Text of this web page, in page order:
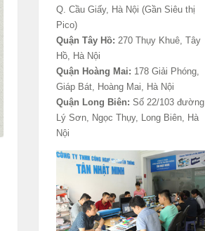
Q. Cầu Giấy, Hà Nội (Gần Siêu thị
Pico)
Quận Tây Hồ: 270 Thụy Khuê, Tây
Hồ, Hà Nội
Quận Hoàng Mai: 178 Giải Phóng,
Giáp Bát, Hoàng Mai, Hà Nội
Quận Long Biên: Số 22/103 đường
Lý Sơn, Ngọc Thụy, Long Biên, Hà
Nội